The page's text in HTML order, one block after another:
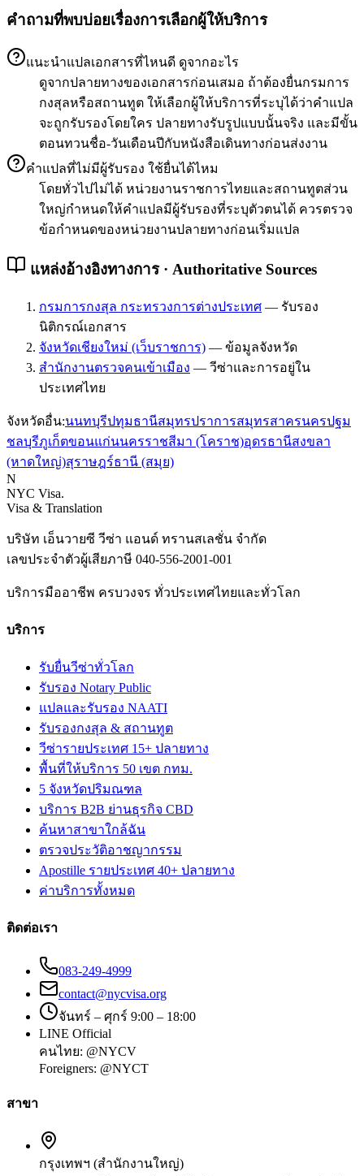
คำถามที่พบบ่อยเรื่องการเลือกผู้ให้บริการ
แนะนำแปลเอกสารที่ไหนดี ดูจากอะไร
ดูจากปลายทางของเอกสารก่อนเสมอ ถ้าต้องยื่นกรมการ
กงสุลหรือสถานทูต ให้เลือกผู้ให้บริการที่ระบุได้ว่าคำแปล
จะถูกรับรองโดยใคร ปลายทางรับรูปแบบนั้นจริง และมีขั้น
ตอนทวนชื่อ-วันเดือนปีกับหนังสือเดินทางก่อนส่งงาน
คำแปลที่ไม่มีผู้รับรอง ใช้ยื่นได้ไหม
โดยทั่วไปไม่ได้ หน่วยงานราชการไทยและสถานทูตส่วน
ใหญ่กำหนดให้คำแปลมีผู้รับรองที่ระบุตัวตนได้ ควรตรวจ
ข้อกำหนดของหน่วยงานปลายทางก่อนเริ่มแปล
แหล่งอ้างอิงทางการ · Authoritative Sources
กรมการกงสุล กระทรวงการต่างประเทศ — รับรอง
นิติกรณ์เอกสาร
จังหวัดเชียงใหม่ (เว็บราชการ) — ข้อมูลจังหวัด
สำนักงานตรวจคนเข้าเมือง — วีซ่าและการอยู่ใน
ประเทศไทย
จังหวัดอื่น:นนทบุรีปทุมธานีสมุทรปราการสมุทรสาครนครปฐม
ชลบุรีภูเก็ตขอนแก่นนครราชสีมา (โคราช)อุดรธานีสงขลา
(หาดใหญ่)สุราษฎร์ธานี (สมุย)
N
NYC Visa.
Visa & Translation
บริษัท เอ็นวายซี วีซ่า แอนด์ ทรานสเลชั่น จำกัด
เลขประจำตัวผู้เสียภาษี 040-556-2001-001
บริการมืออาชีพ ครบวงจร ทั่วประเทศไทยและทั่วโลก
บริการ
รับยื่นวีซ่าทั่วโลก
รับรอง Notary Public
แปลและรับรอง NAATI
รับรองกงสุล & สถานทูต
วีซ่ารายประเทศ 15+ ปลายทาง
พื้นที่ให้บริการ 50 เขต กทม.
5 จังหวัดปริมณฑล
บริการ B2B ย่านธุรกิจ CBD
ค้นหาสาขาใกล้ฉัน
ตรวจประวัติอาชญากรรม
Apostille รายประเทศ 40+ ปลายทาง
ค่าบริการทั้งหมด
ติดต่อเรา
083-249-4999
contact@nycvisa.org
จันทร์ – ศุกร์ 9:00 – 18:00
LINE Official
คนไทย: @NYCV
Foreigners: @NYCT
สาขา
กรุงเทพฯ (สำนักงานใหญ่)